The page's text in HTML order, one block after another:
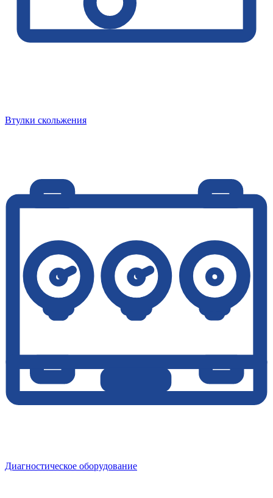
Втулки скольжения
Диагностическое оборудование